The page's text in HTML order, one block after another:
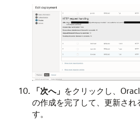
「次へ」 をクリックし、
の作成を完了して、更新され
す。